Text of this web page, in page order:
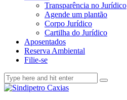
Transparência no Jurídico
Agende um plantão
Corpo Jurídico
Cartilha do Jurídico
Aposentados
Reserva Ambiental
Filie-se